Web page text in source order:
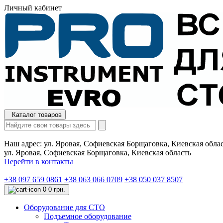
Личный кабинет
Каталог товаров
Наш адрес: ул. Яровая, Софиевская Борщаговка, Киевская
ул. Яровая, Софиевская Борщаговка, Киевская область
Перейти в контакты
+38 097 659 0861 +38 063 066 0709 +38 050 037 8507
0 0 грн.
Оборудование для СТО
Подъемное оборудование